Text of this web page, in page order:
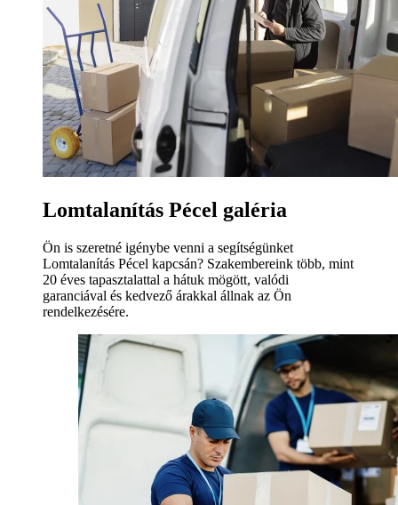
Lomtalanítás Pécel galéria
Ön is szeretné igénybe venni a segítségünket
Lomtalanítás Pécel kapcsán? Szakembereink több, mint
20 éves tapasztalattal a hátuk mögött, valódi
garanciával és kedvező árakkal állnak az Ön
rendelkezésére.